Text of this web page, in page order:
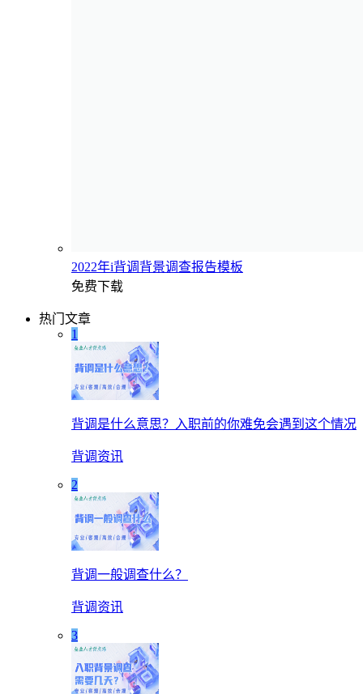
2022年i背调背景调查报告模板
免费下载
热门文章
1
背调是什么意思？入职前的你难免会遇到这个情况
背调资讯
2
背调一般调查什么？
背调资讯
3